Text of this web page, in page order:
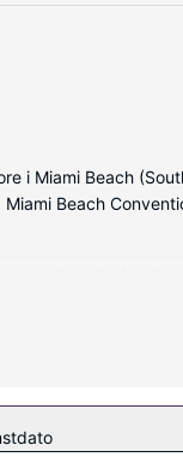
i Miami Beach
Beach
for